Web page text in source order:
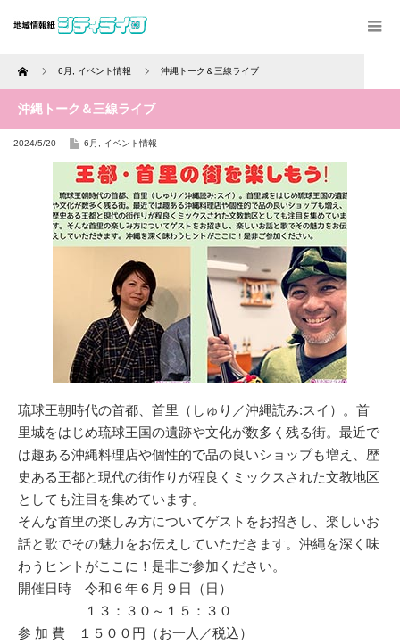
Home 6月 イベント情報 沖縄トーク＆三線ライブ
沖縄トーク＆三線ライブ
2024/5/20 6月 イベント情報
琉球王朝時代の首都、首里（しゅり／沖縄読み:スイ）。首
里城をはじめ琉球王国の遺跡や文化が数多く残る街。最近で
は趣ある沖縄料理店や個性的で品の良いショップも増え、歴
史ある王都と現代の街作りが程良くミックスされた文教地区
としても注目を集めています。
そんな首里の楽しみ方についてゲストをお招きし、楽しいお
話と歌でその魅力をお伝えしていただきます。沖縄を深く味
わうヒントがここに！是非ご参加ください。
開催日時 令和６年６月９日（日）
１３：３０～１５：３０
参 加 費 １５００円（お一人／税込）